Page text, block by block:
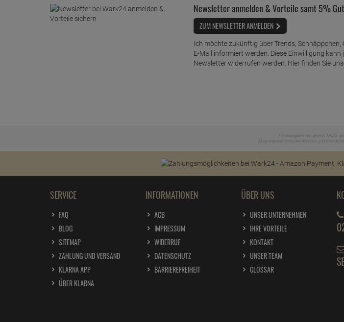
Newsletter anmelden & Vorteile samt 5%
ZUM NEWSLETTER ANMELDEN
Ich möchte zukünftig über Trends,
E-Mail informiert werden. Diese Einwilligung kann
Newsletter widerrufen werden. Hier finden Sie
* Preisangaben inkl. gesetzl. MwSt.
Ursprünglicher Preis des Händlers,
SERVICE
FAQ
BLOG
SITEMAP
ZAHLUNG UND VERSAND
KLARNA APP
ÜBER KLARNA
INFORMATIONEN
AGB
IMPRESSUM
WIDERRUF
DATENSCHUTZ
BARRIEREFREIHEIT
ÜBER UNS
UNSER UNTERNEHMEN
IHRE VORTEILE
KONTAKT
UNSER TEAM
GLOSSAR